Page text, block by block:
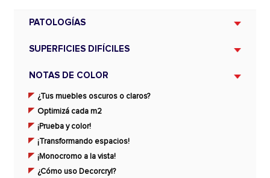
PATOLOGÍAS
SUPERFICIES DIFÍCILES
NOTAS DE COLOR
¿Tus muebles oscuros o claros?
Optimizá cada m2
¡Prueba y color!
¡Transformando espacios!
¡Monocromo a la vista!
¿Cómo uso Decorcryl?